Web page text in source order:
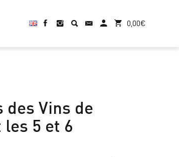
0,00€
des Vins de
5 et 6